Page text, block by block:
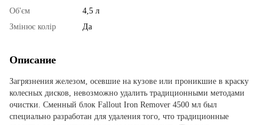
Об'єм
4,5 л
Змінює колір
Да
Описание
Загрязнения железом, осевшие на кузове или проникшие в краску
колесных дисков, невозможно удалить традиционными методами
очистки. Сменный блок Fallout Iron Remover 4500 мл был
специально разработан для удаления того, что традиционные